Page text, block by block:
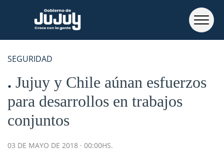
SEGURIDAD
Jujuy y Chile aúnan esfuerzos
para desarrollos en trabajos
conjuntos
03 DE MAYO DE 2018 · 00:00HS.